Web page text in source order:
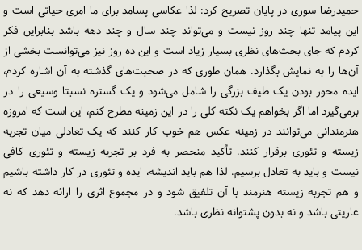
حمیدرضا سوری در پایان تصریح کرد: لذا عکاسی پسامد برای ما امری حیاتی است و
این پیامد تنها چند روز نیست و می‌تواند چند سال و چند دهه باشد بنابراین فکر
کردم که جای بحث‌های نظری بسیار زیاد است و این ده روز نیز می‌توانست بخشی از
آن‌ها را به نمایش بگذارد. همان طوری که در صحبت‌های گذشته به آن اشاره کردم،
ایده محور بودن یک طیف بزرگی را شامل می‌شود و یک گستره نسبتا وسیعی را در
برمی‌گیرد اما اگر بخواهم یک نکته کلی را در این زمینه مطرح کنم، این است که امروزه
هنرمندانی می‌توانند در زمینه عکس هم خوب کار کنند که یک تعادلی میان تجربه
زیسته و تئوری برقرار کنند. تأکید منحصر به فرد بر تجربه زیسته و تئوری کافی
نیست و باید به تعادل برسیم. لذا هم باید اندیشه، ایده و تئوری در کار داشته باشیم
و هم تجربه زیسته هنرمند با آن تلفیق شود و در مجموع اثری را ارائه دهد که نه
عاریتی باشد و نه بدون پشتوانه نظری باشد.